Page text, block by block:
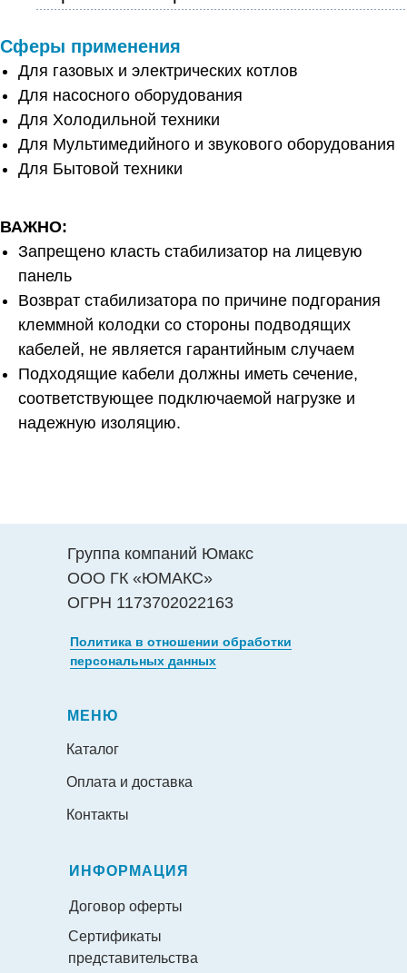
Сферы применения
Для газовых и электрических котлов
Для насосного оборудования
Для Холодильной техники
Для Мультимедийного и звукового оборудования
Для Бытовой техники
ВАЖНО:
Запрещено класть стабилизатор на лицевую
панель
Возврат стабилизатора по причине подгорания
клеммной колодки со стороны подводящих
кабелей, не является гарантийным случаем
Подходящие кабели должны иметь сечение,
соответствующее подключаемой нагрузке и
надежную изоляцию.
Политика в отношении обработки
персональных данных
Группа компаний Юмакс
ООО ГК «ЮМАКС»
ОГРН 1173702022163
МЕНЮ
Каталог
Оплата и доставка
Контакты
ИНФОРМАЦИЯ
Сертификаты
представительства
Договор оферты